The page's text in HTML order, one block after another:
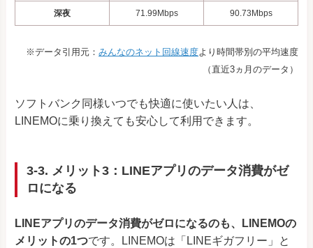
深夜 71.99Mbps 90.73Mbps
※データ引用元： みんなのネット回線速度より時間帯別の平均速度
（直近3ヵ月のデータ）
ソフトバンク同様いつでも快適に使いたい人は、
LINEMOに乗り換えても安心して利用できます。
3-3. メリット3：LINEアプリのデータ消費がゼ
ロになる
LINEアプリのデータ消費がゼロになるのも、LINEMOの
メリットの1つです。LINEMOは「LINEギガフリー」と